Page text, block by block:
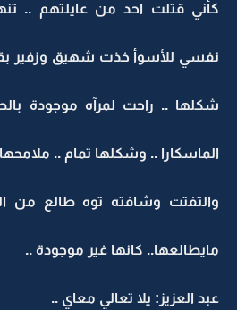
كأني قتلت احد من عايلتهم ..
نفسي للأسوأ خذت شهيق وزفير
شكلها .. راحت لمرآه موجودة
الماسكارا .. وشكلها تمام .. ملامحها
والتفتت وشافته توه طالع من
مايطالعها.. كانها غير موجودة ..
عبد العزيز: يلا تعالي معاي ..